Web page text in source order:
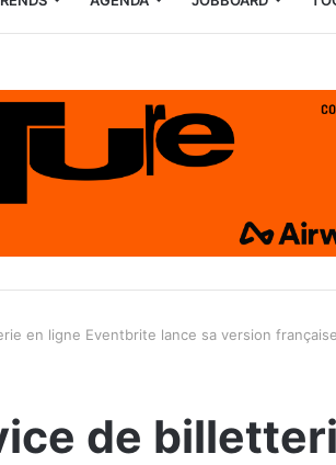
en ligne Eventbrite lance sa version française
de